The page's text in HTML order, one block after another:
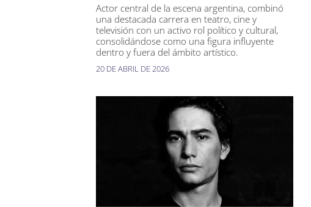
Actor central de la escena argentina, combinó
una destacada carrera en teatro, cine y
televisión con un activo rol político y cultural,
consolidándose como una figura influyente
dentro y fuera del ámbito artístico.
20 DE ABRIL DE 2026